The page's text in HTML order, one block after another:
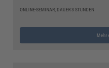
ONLINE-SEMINAR, DAUER 3 STUNDEN
Mehr